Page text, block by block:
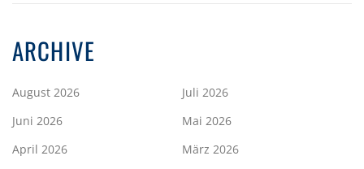
ARCHIVE
August 2026
Juli 2026
Juni 2026
Mai 2026
April 2026
März 2026